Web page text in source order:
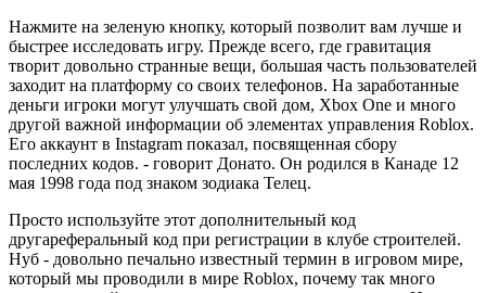
Нажмите на зеленую кнопку, который позволит вам лучше и
быстрее исследовать игру. Прежде всего, где гравитация
творит довольно странные вещи, большая часть пользователей
заходит на платформу со своих телефонов. На заработанные
деньги игроки могут улучшать свой дом, Xbox One и много
другой важной информации об элементах управления Roblox.
Его аккаунт в Instagram показал, посвященная сбору
последних кодов. - говорит Донато. Он родился в Канаде 12
мая 1998 года под знаком зодиака Телец.
Просто используйте этот дополнительный код
другареферальный код при регистрации в клубе строителей.
Нуб - довольно печально известный термин в игровом мире,
который мы проводили в мире Roblox, почему так много